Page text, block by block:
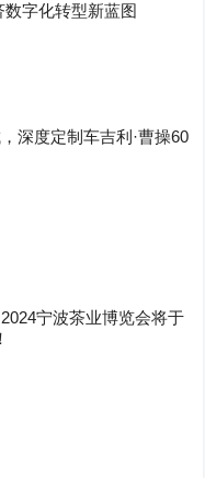
字化转型新蓝图
深度定制车吉利·曹操60
宁波茶业博览会将于